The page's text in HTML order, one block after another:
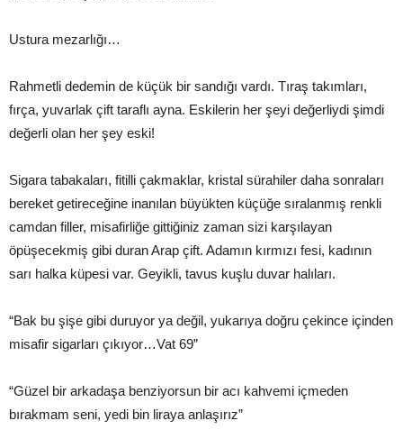
Ustura mezarlığı…
Rahmetli dedemin de küçük bir sandığı vardı. Tıraş takımları,
fırça, yuvarlak çift taraflı ayna. Eskilerin her şeyi değerliydi şimdi
değerli olan her şey eski!
Sigara tabakaları, fitilli çakmaklar, kristal sürahiler daha sonraları
bereket getireceğine inanılan büyükten küçüğe sıralanmış renkli
camdan filler, misafirliğe gittiğiniz zaman sizi karşılayan
öpüşecekmiş gibi duran Arap çift. Adamın kırmızı fesi, kadının
sarı halka küpesi var. Geyikli, tavus kuşlu duvar halıları.
“Bak bu şişe gibi duruyor ya değil, yukarıya doğru çekince içinden
misafir sigarları çıkıyor…Vat 69”
“Güzel bir arkadaşa benziyorsun bir acı kahvemi içmeden
bırakmam seni, yedi bin liraya anlaşırız”